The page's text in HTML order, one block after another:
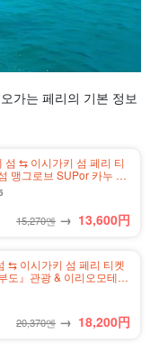
가는 페리의 기본 정보
섬 ⇆ 이시가키 섬 페리 티
맹그로브 SUPor 카누 반
15,270엔 → 13,600円
⇆ 이시가키 섬 페리 티켓
도』관광 & 이리오모테
무료 (No.546)
20,370엔 → 18,200円